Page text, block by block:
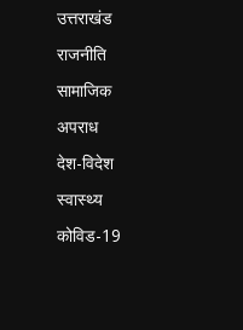
उत्तराखंड
राजनीति
सामाजिक
अपराध
देश-विदेश
स्वास्थ्य
कोविड-19